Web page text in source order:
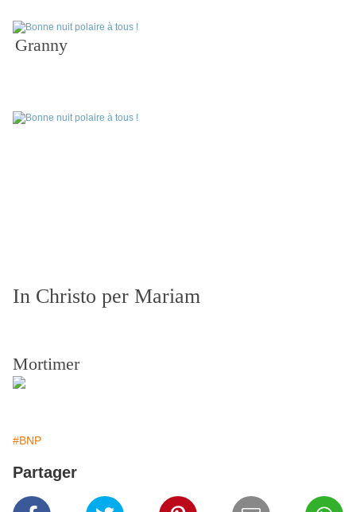
Granny
In Christo per Mariam
Mortimer
#BNP
Partager